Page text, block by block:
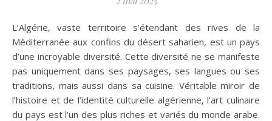
L’Algérie, vaste territoire s’étendant des rives de la
Méditerranée aux confins du désert saharien, est un pays
d’une incroyable diversité. Cette diversité ne se manifeste
pas uniquement dans ses paysages, ses langues ou ses
traditions, mais aussi dans sa cuisine. Véritable miroir de
l’histoire et de l’identité culturelle algérienne, l’art culinaire
du pays est l’un des plus riches et variés du monde arabe.